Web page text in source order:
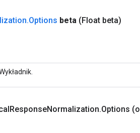
.Options beta (Float beta)
ResponseNormalization.Options